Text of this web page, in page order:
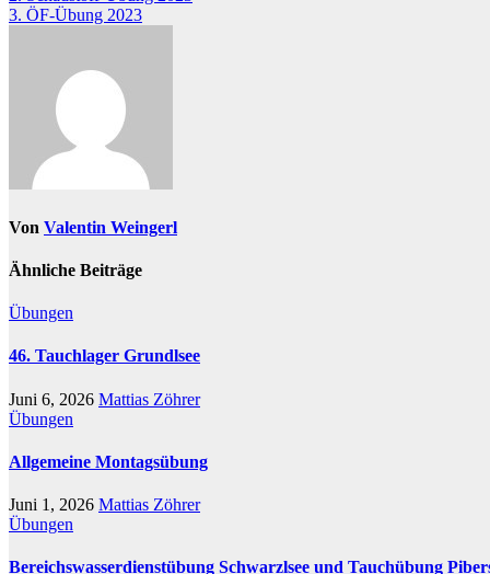
3. ÖF-Übung 2023
Von Valentin Weingerl
Ähnliche Beiträge
Übungen
46. Tauchlager Grundlsee
Juni 6, 2026 Mattias Zöhrer
Übungen
Allgemeine Montagsübung
Juni 1, 2026 Mattias Zöhrer
Übungen
Bereichswasserdienstübung Schwarzlsee und Tauchübung